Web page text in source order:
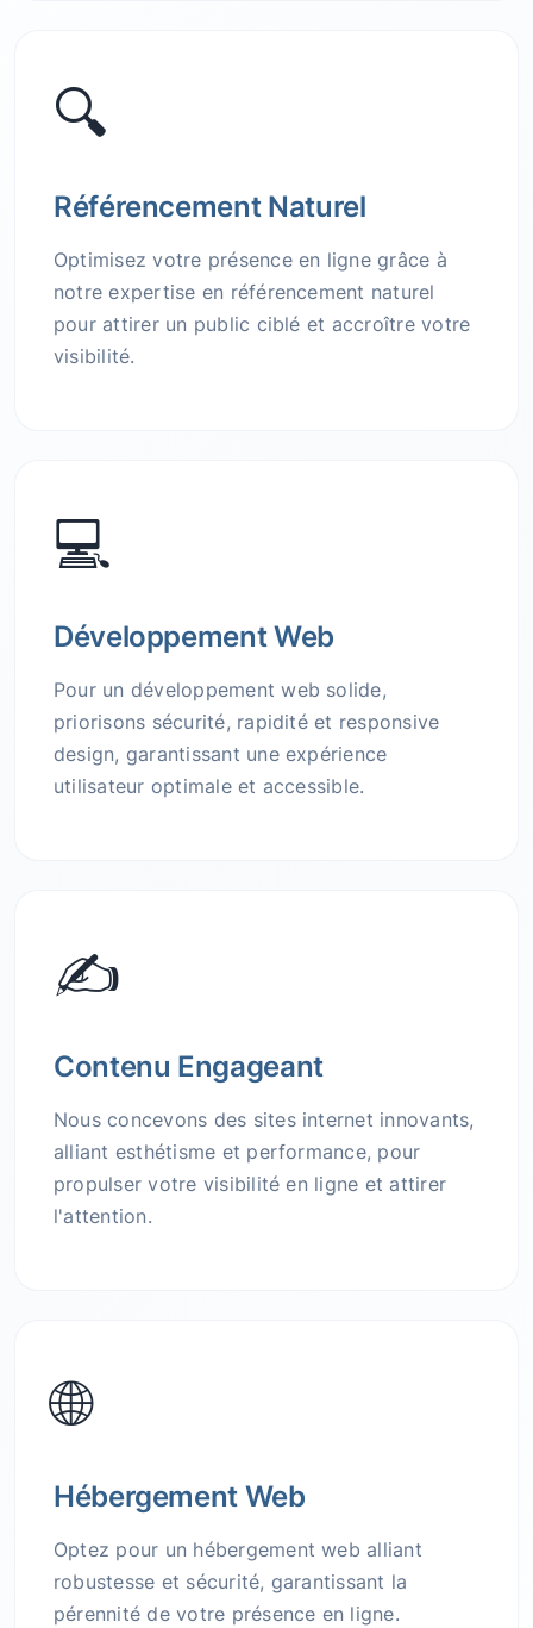
🔍
Référencement Naturel
Optimisez votre présence en ligne grâce à
notre expertise en référencement naturel
pour attirer un public ciblé et accroître votre
visibilité.
💻
Développement Web
Pour un développement web solide,
priorisons sécurité, rapidité et responsive
design, garantissant une expérience
utilisateur optimale et accessible.
✍️
Contenu Engageant
Nous concevons des sites internet innovants,
alliant esthétisme et performance, pour
propulser votre visibilité en ligne et attirer
l'attention.
🌐
Hébergement Web
Optez pour un hébergement web alliant
robustesse et sécurité, garantissant la
pérennité de votre présence en ligne.